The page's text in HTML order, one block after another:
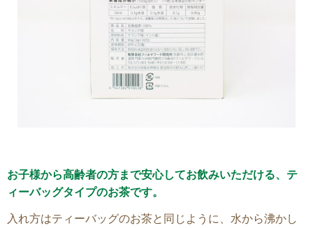
お子様から高齢者の方まで安心してお飲みいただける、テ
ィーバッグタイプのお茶です。
入れ方はティーバッグのお茶と同じように、水から沸かし